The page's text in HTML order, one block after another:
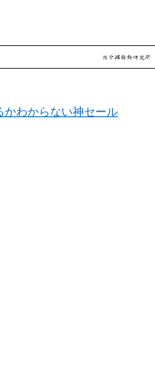
わからない神セール